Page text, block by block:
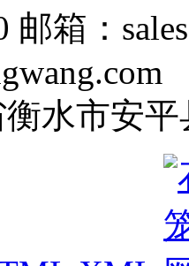
邮箱：
水市安